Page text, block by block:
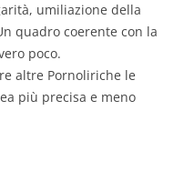
umiliazione della
quadro coerente con la
poco.
altre Pornoliriche le
più precisa e meno